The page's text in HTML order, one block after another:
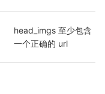
head_imgs 至少包含
一个正确的 url